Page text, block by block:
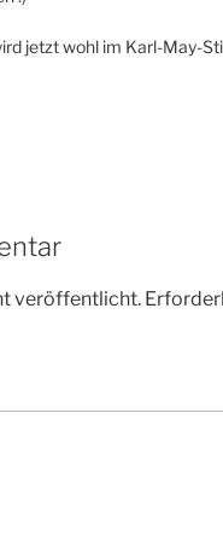
jetzt wohl im Karl-May-
veröffentlicht.